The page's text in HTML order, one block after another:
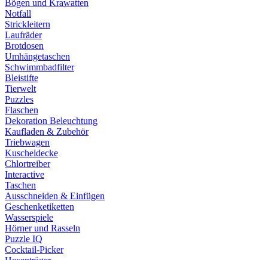
Bögen und Krawatten
Notfall
Strickleitern
Laufräder
Brotdosen
Umhängetaschen
Schwimmbadfilter
Bleistifte
Tierwelt
Puzzles
Flaschen
Dekoration Beleuchtung
Kaufladen & Zubehör
Triebwagen
Kuscheldecke
Chlortreiber
Interactive
Taschen
Ausschneiden & Einfügen
Geschenketiketten
Wasserspiele
Hörner und Rasseln
Puzzle IQ
Cocktail-Picker